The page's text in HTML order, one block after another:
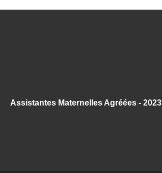
Assistantes Maternelles Agréées - 2023